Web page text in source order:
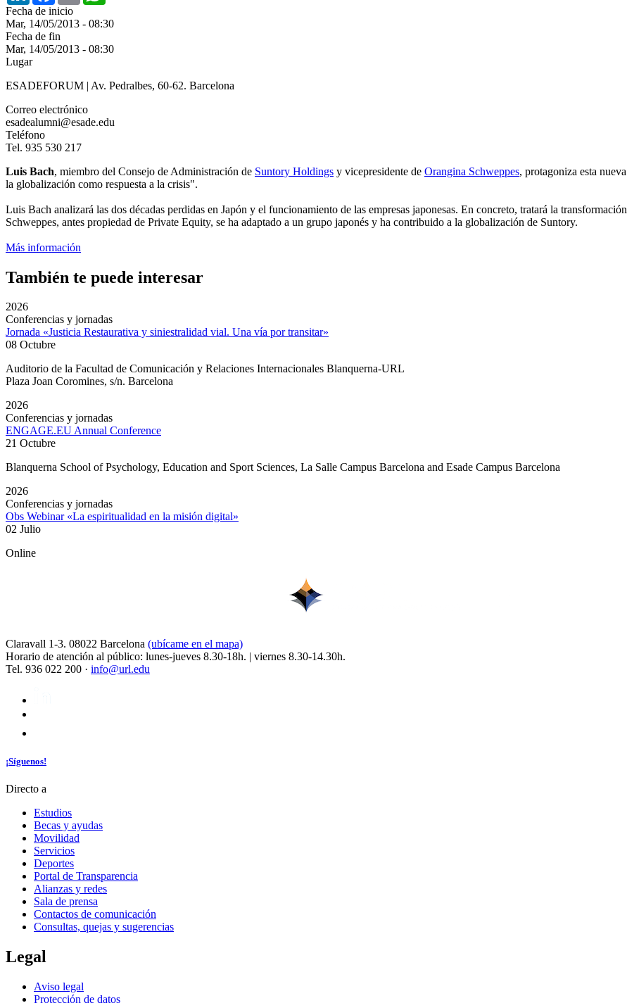
Fecha de inicio
Mar, 14/05/2013 - 08:30
Fecha de fin
Mar, 14/05/2013 - 08:30
Lugar
ESADEFORUM | Av. Pedralbes, 60-62. Barcelona
Correo electrónico
esadealumni@esade.edu
Teléfono
Tel. 935 530 217
Luis Bach, miembro del Consejo de Administración de Suntory Holdings y vicepresidente de Orangina Schweppes, protagoniza esta
la globalización como respuesta a la crisis".
Luis Bach analizará las dos décadas perdidas en Japón y el funcionamiento de las empresas japonesas. En concreto, tratará la
Schweppes, antes propiedad de Private Equity, se ha adaptado a un grupo japonés y ha contribuido a la globalización de Suntory.
Más información
También te puede interesar
2026
Conferencias y jornadas
Jornada «Justicia Restaurativa y siniestralidad vial. Una vía por transitar»
08 Octubre
Auditorio de la Facultad de Comunicación y Relaciones Internacionales Blanquerna-URL
Plaza Joan Coromines, s/n. Barcelona
2026
Conferencias y jornadas
ENGAGE.EU Annual Conference
21 Octubre
Blanquerna School of Psychology, Education and Sport Sciences, La Salle Campus Barcelona and Esade Campus Barcelona
2026
Conferencias y jornadas
Obs Webinar «La espiritualidad en la misión digital»
02 Julio
Online
Claravall 1-3. 08022 Barcelona (ubícame en el mapa)
Horario de atención al público: lunes-jueves 8.30-18h. | viernes 8.30-14.30h.
Tel. 936 022 200 · info@url.edu
¡Síguenos!
Directo a
Estudios
Becas y ayudas
Movilidad
Servicios
Deportes
Portal de Transparencia
Alianzas y redes
Sala de prensa
Contactos de comunicación
Consultas, quejas y sugerencias
Legal
Aviso legal
Protección de datos